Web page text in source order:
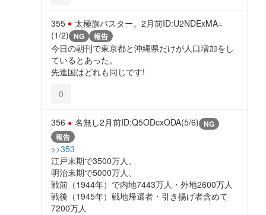
355 太極旗バスター。 2月前ID:U2NDExMA=
(1/2) NG 報告
今日の朝刊で東京都と沖縄県だけが人口増加をし
ているとあった。
先進国はどれも同じです!
0
356 名無し2月前ID:Q5ODcxODA(5/6) NG
報告
>>353
江戸末期で3500万人、
明治末期で5000万人、
戦前（1944年）で内地7443万人・外地2600万人
戦後（1945年）戦地帰還者・引き揚げ者含めて
7200万人